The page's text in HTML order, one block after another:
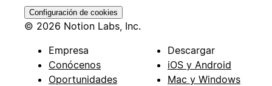
Configuración de cookies
© 2026 Notion Labs, Inc.
Empresa
Conócenos
Oportunidades
Descargar
iOS y Android
Mac y Windows